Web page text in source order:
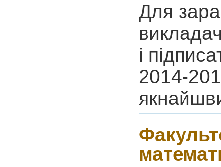
Для
і
2014-